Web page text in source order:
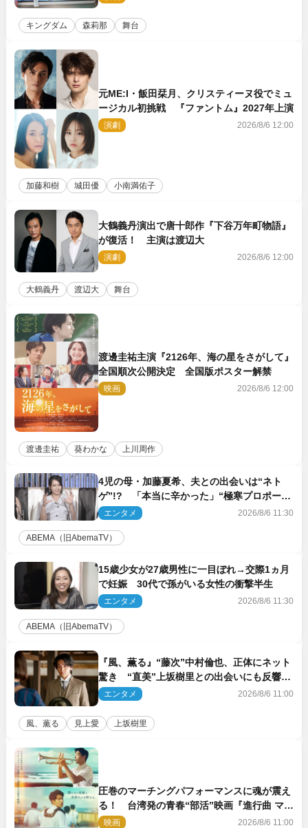
キングダム 森莉那 舞台
元ME:I・飯田栞月、クリスティーヌ役でミュ
ージカル初挑戦 『ファントム』2027年上演
演劇 2026/8/6 12:00
加藤和樹 城田優 小南満佑子
大鶴義丹演出で唐十郎作『下谷万年町物語』
が復活！ 主演は渡辺大
演劇 2026/8/6 12:00
大鶴義丹 渡辺大 舞台
渡邊圭祐主演『2126年、海の星をさがして』
全国順次公開決定 全国版ポスター解禁
映画 2026/8/6 12:00
渡邊圭祐 葵わかな 上川周作
4児の母・加藤夏希、夫との出会いは“ネト
ゲ”!? 「本当に辛かった」“極寒プロポー
ズ”も告白
エンタメ 2026/8/6 11:30
ABEMA（旧AbemaTV）
15歳少女が27歳男性に一目ぼれ→交際1ヵ月
で妊娠 30代で孫がいる女性の衝撃半生
エンタメ 2026/8/6 11:30
ABEMA（旧AbemaTV）
『風、薫る』“藤次”中村倫也、正体にネット
驚き “直美”上坂樹里との出会いにも反響
「力になってくれそう」「仲良くしなよ！」
エンタメ 2026/8/6 11:00
風、薫る 見上愛 上坂樹里
圧巻のマーチングパフォーマンスに魂が震え
る！ 台湾発の青春“部活”映画『進行曲 マー
チングボーイズ』予告解禁
映画 2026/8/6 11:00